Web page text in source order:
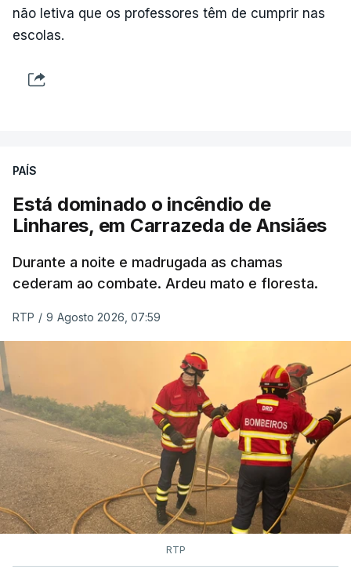
não letiva que os professores têm de cumprir nas
escolas.
PAÍS
Está dominado o incêndio de
Linhares, em Carrazeda de Ansiães
Durante a noite e madrugada as chamas
cederam ao combate. Ardeu mato e floresta.
RTP / 9 Agosto 2026, 07:59
RTP